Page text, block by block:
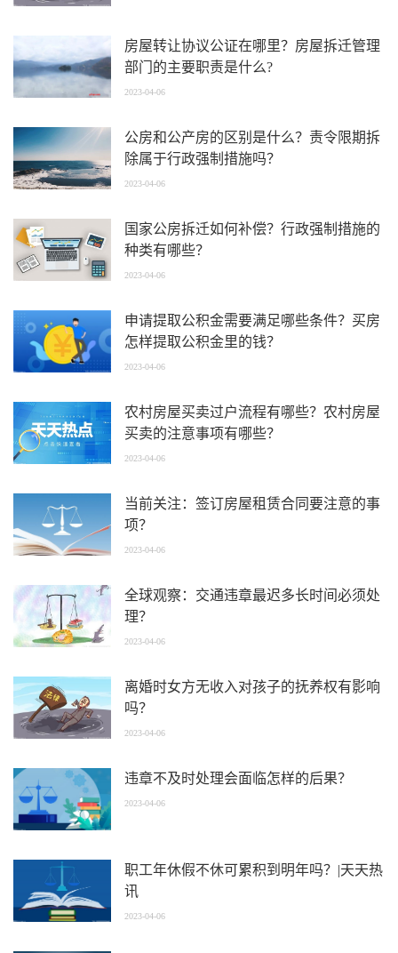
房屋转让协议公证在哪里？房屋拆迁管理
部门的主要职责是什么?
2023-04-06
公房和公产房的区别是什么？责令限期拆
除属于行政强制措施吗？
2023-04-06
国家公房拆迁如何补偿？行政强制措施的
种类有哪些？
2023-04-06
申请提取公积金需要满足哪些条件？买房
怎样提取公积金里的钱？
2023-04-06
农村房屋买卖过户流程有哪些？农村房屋
买卖的注意事项有哪些？
2023-04-06
当前关注：签订房屋租赁合同要注意的事
项？
2023-04-06
全球观察：交通违章最迟多长时间必须处
理？
2023-04-06
离婚时女方无收入对孩子的抚养权有影响
吗？
2023-04-06
违章不及时处理会面临怎样的后果？
2023-04-06
职工年休假不休可累积到明年吗？|天天热
讯
2023-04-06